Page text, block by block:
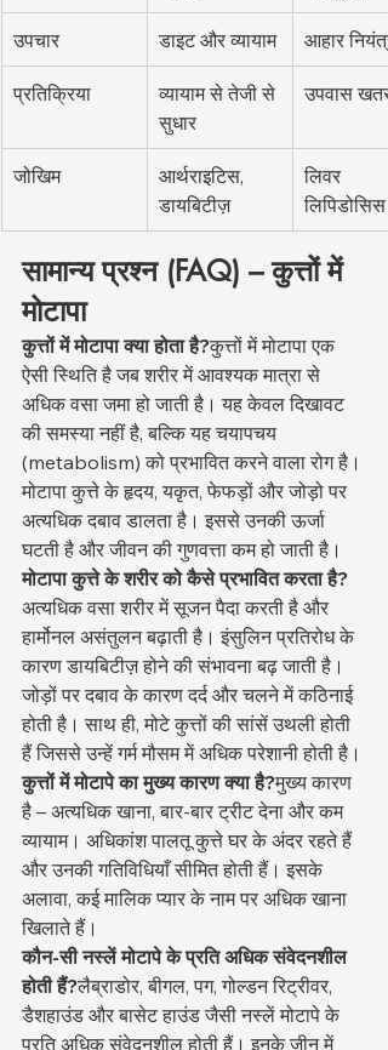
उपचार डाइट और व्यायाम आहार
प्रतिक्रिया
व्यायाम से तेजी से
सुधार
उपवास
जोखिम
आर्थराइटिस,
डायबिटीज़
लिवर
लिपिडोसिस
सामान्य प्रश्न (FAQ) – कुत्तों में
मोटापा
कुत्तों में मोटापा क्या होता है?कुत्तों में मोटापा एक
ऐसी स्थिति है जब शरीर में आवश्यक मात्रा से
अधिक वसा जमा हो जाती है। यह केवल दिखावट
की समस्या नहीं है, बल्कि यह चयापचय
(metabolism) को प्रभावित करने वाला रोग है।
मोटापा कुत्ते के हृदय, यकृत, फेफड़ों और जोड़ो पर
अत्यधिक दबाव डालता है। इससे उनकी ऊर्जा
घटती है और जीवन की गुणवत्ता कम हो जाती है।
मोटापा कुत्ते के शरीर को कैसे प्रभावित करता है?
अत्यधिक वसा शरीर में सूजन पैदा करती है और
हार्मोनल असंतुलन बढ़ाती है। इंसुलिन प्रतिरोध के
कारण डायबिटीज़ होने की संभावना बढ़ जाती है।
जोड़ों पर दबाव के कारण दर्द और चलने में कठिनाई
होती है। साथ ही, मोटे कुत्तों की सांसें उथली होती
हैं जिससे उन्हें गर्म मौसम में अधिक परेशानी होती है।
कुत्तों में मोटापे का मुख्य कारण क्या है?मुख्य कारण
है – अत्यधिक खाना, बार-बार ट्रीट देना और कम
व्यायाम। अधिकांश पालतू कुत्ते घर के अंदर रहते हैं
और उनकी गतिविधियाँ सीमित होती हैं। इसके
अलावा, कई मालिक प्यार के नाम पर अधिक खाना
खिलाते हैं।
कौन-सी नस्लें मोटापे के प्रति अधिक संवेदनशील
होती हैं?लैब्राडोर, बीगल, पग, गोल्डन रिट्रीवर,
डैशहाउंड और बासेट हाउंड जैसी नस्लें मोटापे के
प्रति अधिक संवेदनशील होती हैं। इनके जीन में